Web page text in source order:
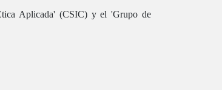
Aplicada' (CSIC) y el 'Grupo de